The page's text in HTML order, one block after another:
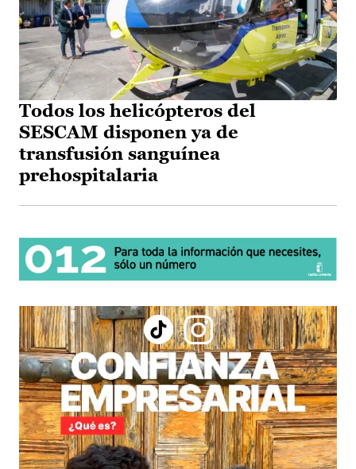
Todos los helicópteros del
SESCAM disponen ya de
transfusión sanguínea
prehospitalaria